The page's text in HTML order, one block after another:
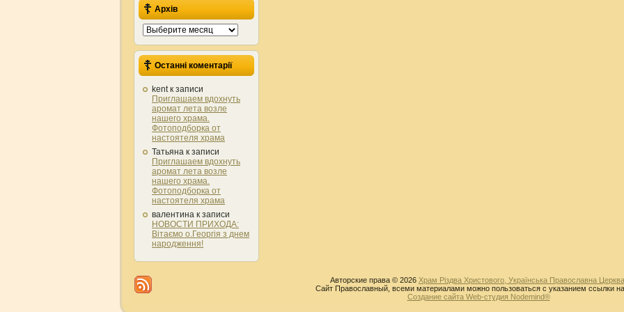
Архів
Архів
Останні коментарії
kentк записи
Приглашаем вдохнуть
аромат лета возле
нашего храма.
Фотоподборка от
настоятеля храма
Татьяна к записи
Приглашаем вдохнуть
аромат лета возле
нашего храма.
Фотоподборка от
настоятеля храма
валентина к записи
НОВОСТИ ПРИХОДА:
Вітаємо о.Георгія з днем
народження!
Авторские права © 2026 Храм Різдва Христового, Українська Православна
Сайт Православный, всеми материалами можно пользоваться с указанием ссылки
Создание сайта Web-студия Nodemind®